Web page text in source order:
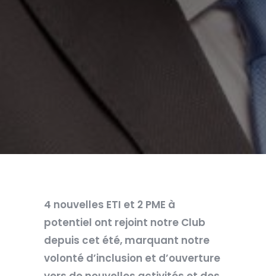
4 nouvelles ETI et 2 PME à
potentiel ont rejoint notre Club
depuis cet été, marquant notre
volonté d’inclusion et d’ouverture